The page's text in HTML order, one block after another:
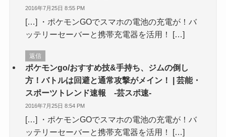
2016年7月25日 8:55 PM
[…] ・ポケモンGOでスマホの電池の充電が！バ
ッテリーセーバーと携帯充電器を活用！ […]
返信
ポケモンgo/おすすめ技&手持ち、ジムの倒し
方！バトルは回避と通常攻撃がメイン！ | 芸能・
スポーツトレンド速報 -芸スポ速-
2016年7月25日 8:54 PM
[…] ・ポケモンGOでスマホの電池の充電が！バ
ッテリーセーバーと携帯充電器を活用！ […]